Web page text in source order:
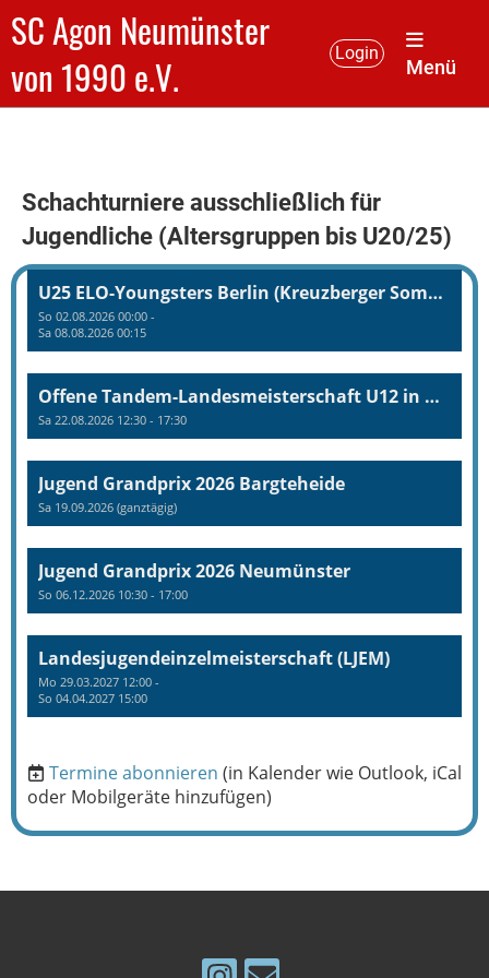
SC Agon Neumünster
von 1990 e.V.
Login
Menü
Schachturniere ausschließlich für
Jugendliche (Altersgruppen bis U20/25)
U25 ELO-Youngsters Berlin (Kreuzberger Sommer)
So 02.08.2026 00:00 -
Sa 08.08.2026 00:15
Offene Tandem-Landesmeisterschaft U12 in Bad Schwartau
Sa 22.08.2026 12:30 - 17:30
Jugend Grandprix 2026 Bargteheide
Sa 19.09.2026 (ganztägig)
Jugend Grandprix 2026 Neumünster
So 06.12.2026 10:30 - 17:00
Landesjugendeinzelmeisterschaft (LJEM)
Mo 29.03.2027 12:00 -
So 04.04.2027 15:00
Termine abonnieren (in Kalender wie Outlook, iCal
oder Mobilgeräte hinzufügen)